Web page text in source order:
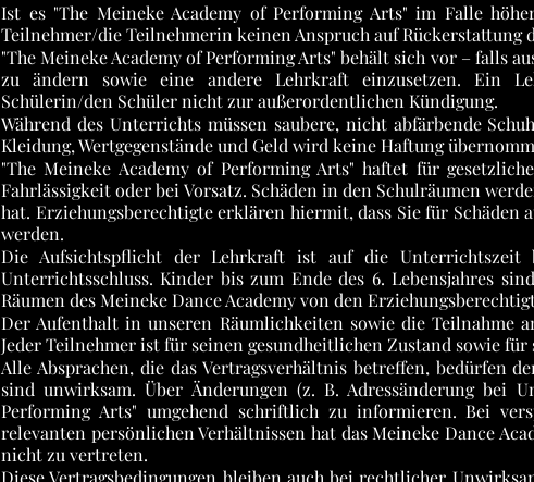
Ist es "The Meineke Academy of Performing Arts" im Falle
Teilnehmer/die Teilnehmerin keinen Anspruch auf Rückerstattung
"The Meineke Academy of Performing Arts" behält sich vor – falls
zu ändern sowie eine andere Lehrkraft einzusetzen. Ein
Schülerin/den Schüler nicht zur außerordentlichen Kündigung.
Während des Unterrichts müssen saubere, nicht abfärbende
Kleidung, Wertgegenstände und Geld wird keine Haftung
"The Meineke Academy of Performing Arts" haftet für
Fahrlässigkeit oder bei Vorsatz. Schäden in den Schulräumen
hat. Erziehungsberechtigte erklären hiermit, dass Sie für
werden.
Die Aufsichtspflicht der Lehrkraft ist auf die
Unterrichtsschluss. Kinder bis zum Ende des 6. Lebensjahres
Räumen des Meineke Dance Academy von den
Der Aufenthalt in unseren Räumlichkeiten sowie die Teilnahme
Jeder Teilnehmer ist für seinen gesundheitlichen Zustand sowie
Alle Absprachen, die das Vertragsverhältnis betreffen, bedürfen
sind unwirksam. Über Änderungen (z. B. Adressänderung bei
Performing Arts" umgehend schriftlich zu informieren. Bei
relevanten persönlichen Verhältnissen hat das Meineke Dance
nicht zu vertreten.
Diese Vertragsbedingungen bleiben auch bei rechtlicher